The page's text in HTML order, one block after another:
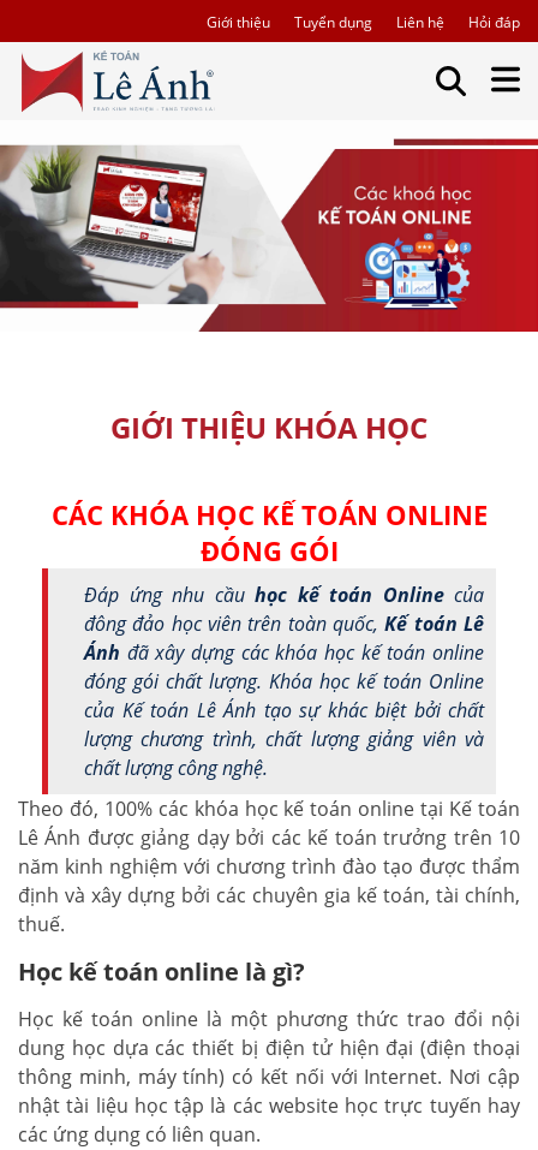
Giới thiệu Tuyển dụng Liên hệ Hỏi đáp
GIỚI THIỆU KHÓA HỌC
CÁC KHÓA HỌC KẾ TOÁN ONLINE
ĐÓNG GÓI
Đáp ứng nhu cầu học kế toán Onlinecủa
đông đảo học viên trên toàn quốc,Kế toán Lê
Ánh đã xây dựng các khóa học kế toán online
đóng gói chất lượng. Khóa học kế toán Online
của Kế toán Lê Ánh tạo sự khác biệt bởi chất
lượng chương trình, chất lượng giảng viên và
chất lượng công nghệ.
Theo đó, 100% các khóa học kế toán online tại Kế toán
Lê Ánh được giảng dạy bởi các kế toán trưởng trên 10
năm kinh nghiệm với chương trình đào tạo được thẩm
định và xây dựng bởi các chuyên gia kế toán, tài chính,
thuế.
Học kế toán online là gì?
Học kế toán online là một phương thức trao đổi nội
dung học dựa các thiết bị điện tử hiện đại (điện thoại
thông minh, máy tính) có kết nối với Internet. Nơi cập
nhật tài liệu học tập là các website học trực tuyến hay
các ứng dụng có liên quan.